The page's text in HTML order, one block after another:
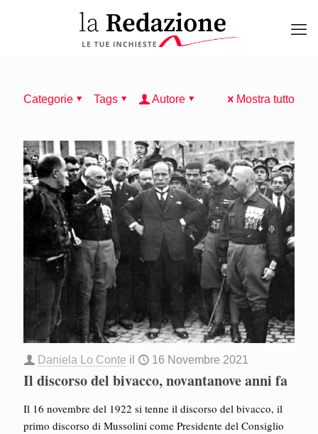
Categorie Tags Autore Mostra tutto
Daniela Lo Conte il 16 Novembre 2021
Il discorso del bivacco, novantanove anni fa
Il 16 novembre del 1922 si tenne il discorso del bivacco, il
primo discorso di Mussolini come Presidente del Consiglio